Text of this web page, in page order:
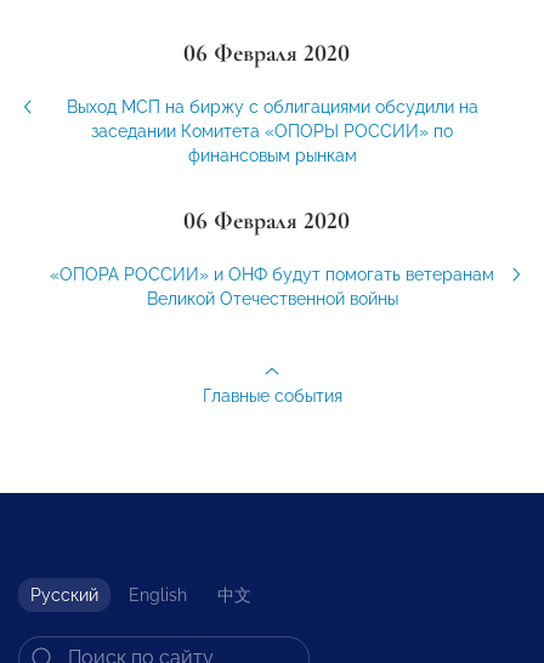
06 Февраля 2020
Выход МСП на биржу с облигациями обсудили на
заседании Комитета «ОПОРЫ РОССИИ» по
финансовым рынкам
06 Февраля 2020
«ОПОРА РОССИИ» и ОНФ будут помогать ветеранам
Великой Отечественной войны
Главные события
Русский English 中文